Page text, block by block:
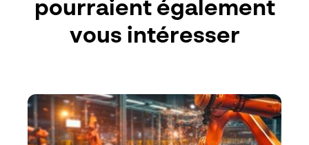
pourraient également
vous intéresser